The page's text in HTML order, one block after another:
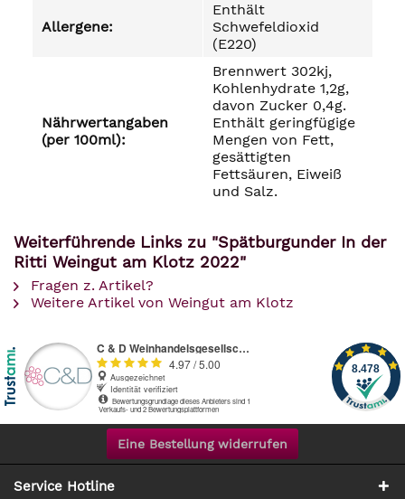
Allergene:
Enthält
Schwefeldioxid
(E220)
Nährwertangaben
(per 100ml):
Brennwert 302kj,
Kohlenhydrate 1,2g,
davon Zucker 0,4g.
Enthält geringfügige
Mengen von Fett,
gesättigten
Fettsäuren, Eiweiß
und Salz.
Weiterführende Links zu "Spätburgunder In der
Ritti Weingut am Klotz 2022"
Fragen z. Artikel?
Weitere Artikel von Weingut am Klotz
Eine Bestellung widerrufen
Service Hotline